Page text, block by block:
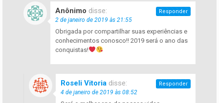
Anônimo disse:
2 de janeiro de 2019 às 21:55
Obrigada por compartilhar suas experiências e
conhecimentos conosco!! 2019 será o ano das
conquistas!
Responder
Roseli Vitoria disse:
4 de janeiro de 2019 às 08:52
Responder